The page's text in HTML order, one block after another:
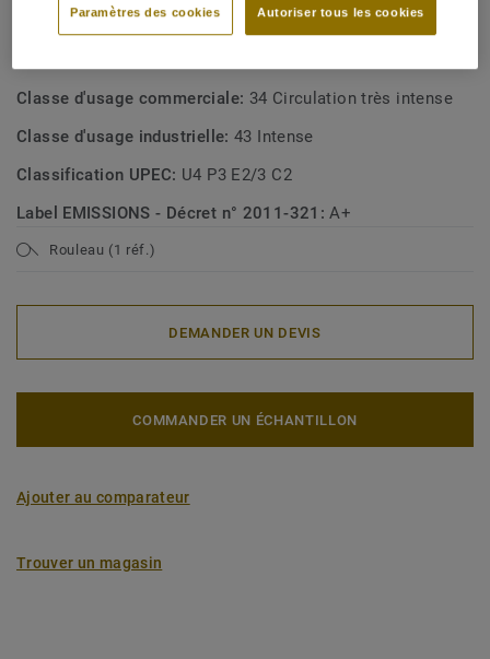
Type de revêtement de sol:Revêtements de sol en chlorure
Classe d'usage commerciale: 34 Circulation très intense
Classe d'usage industrielle:43 Intense
Classification UPEC: U4 P3 E2/3 C2
Label EMISSIONS - Décret n° 2011-321:A+
Rouleau (1 réf.)
DEMANDER UN DEVIS
COMMANDER UN ÉCHANTILLON
Ajouter au comparateur
Trouver un magasin
Autoriser tous les cookies
Paramètres des cookies